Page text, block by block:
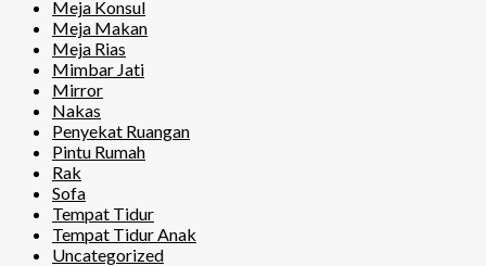
Meja Konsul
Meja Makan
Meja Rias
Mimbar Jati
Mirror
Nakas
Penyekat Ruangan
Pintu Rumah
Rak
Sofa
Tempat Tidur
Tempat Tidur Anak
Uncategorized